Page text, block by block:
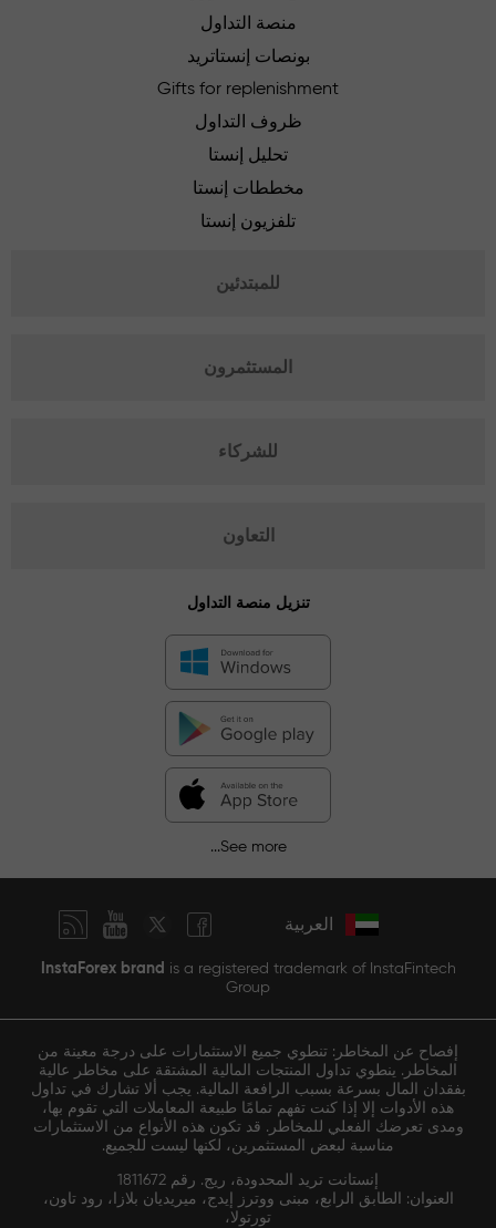
منصة التداول
بونصات إنستاتريد
Gifts for replenishment
ظروف التداول
تحليل إنستا
مخططات إنستا
تلفزيون إنستا
للمبتدئين
المستثمرون
للشركاء
التعاون
تنزيل منصة التداول
See more...
العربية
InstaForex brand is a registered trademark of InstaFintech
Group
إفصاح عن المخاطر: تنطوي جميع الاستثمارات على درجة معينة من
المخاطر. ينطوي تداول المنتجات المالية المشتقة على مخاطر عالية
بفقدان المال بسرعة بسبب الرافعة المالية. يجب ألا تشارك في تداول
هذه الأدوات إلا إذا كنت تفهم تمامًا طبيعة المعاملات التي تقوم بها،
ومدى تعرضك الفعلي للمخاطر. قد تكون هذه الأنواع من الاستثمارات
مناسبة لبعض المستثمرين، لكنها ليست للجميع.
إنستانت تريد المحدودة، ريج. رقم 1811672
العنوان: الطابق الرابع، مبنى ووترز إيدج، ميريديان بلازا، رود تاون،
تورتولا،